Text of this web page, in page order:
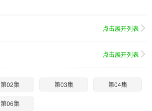
点击展开列表
点击展开列表
第02集 第03集 第04集
第06集